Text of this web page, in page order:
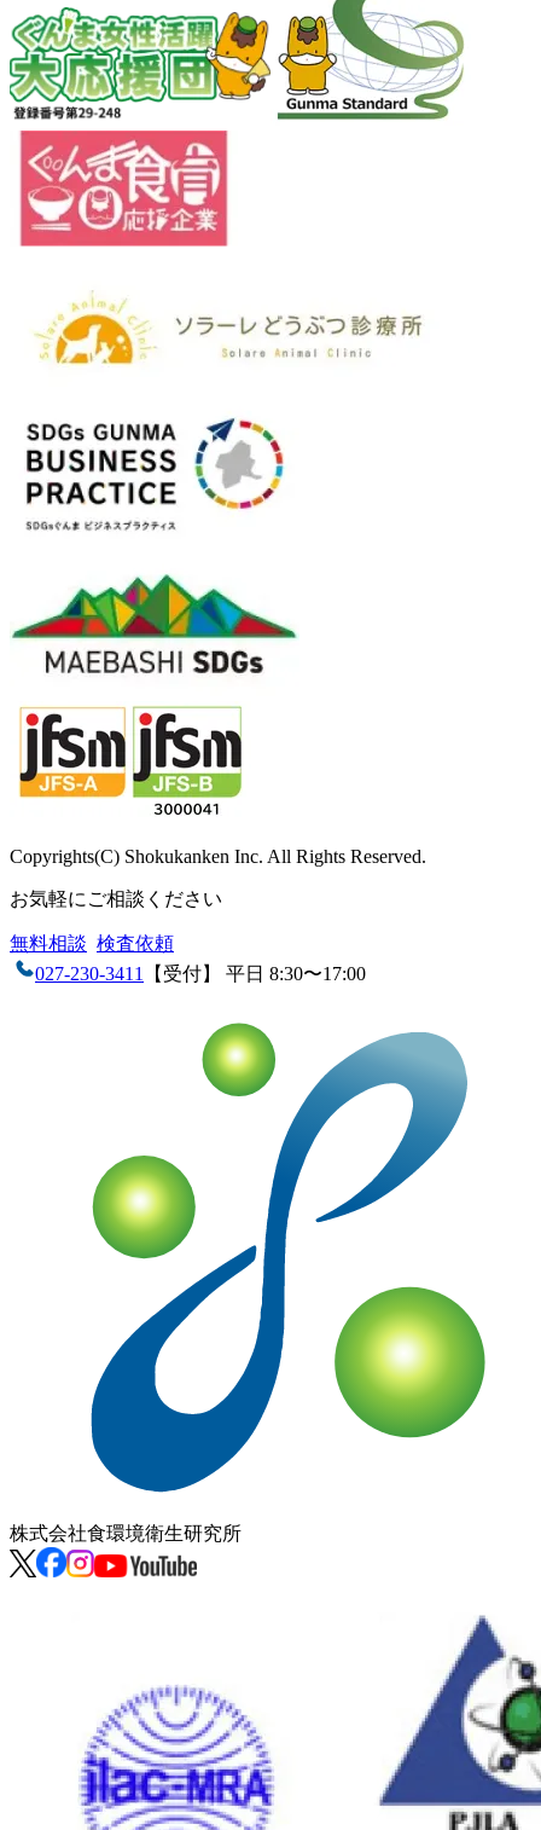
Copyrights(C) Shokukanken Inc. All Rights Reserved.
お気軽にご相談ください
無料相談 検査依頼
027-230-3411
【受付】 平日 8:30〜17:00
株式会社食環境衛生研究所